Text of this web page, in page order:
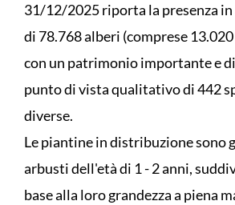
31/12/2025 riporta la presenza in
di 78.768 alberi (comprese
con un patrimonio importante e
punto di vista qualitativo di 442
diverse.
Le piantine in distribuzione sono
arbusti dell'età di 1 - 2 anni,
base alla loro grandezza a piena